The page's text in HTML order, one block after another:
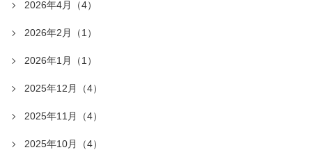
2026年4月（4）
2026年2月（1）
2026年1月（1）
2025年12月（4）
2025年11月（4）
2025年10月（4）